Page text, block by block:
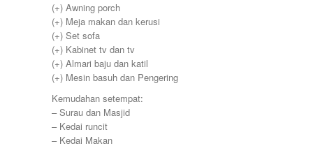
Sitiawan
Slim River
Station 18
Sungai Siput
Taiping
Taman Ampang
Taman Cahaya
Taman Chandan Puteri 3
Taman Gemilang
390000
399000
400000
410000
415000
420000
430000
450000
460000
470000
(+) Awning porch
(+) Meja makan dan kerusi
(+) Set sofa
(+) Kabinet tv dan tv
(+) Almari baju dan katil
(+) Mesin basuh dan Pengering
Kemudahan setempat:
– Surau dan Masjid
– Kedai runcit
– Kedai Makan